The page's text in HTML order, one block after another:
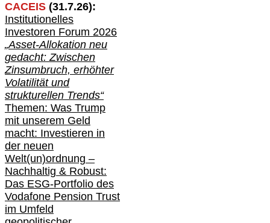
CACEIS (31.7.26):
Institutionelles
Investoren Forum 2026
„Asset-Allokation neu
gedacht: Zwischen
Zinsumbruch, erhöhter
Volatilität und
strukturellen Trends“
Themen: Was Trump
mit unserem Geld
macht: Investieren in
der neuen
Welt(un)ordnung –
Nachhaltig & Robust:
Das ESG-Portfolio des
Vodafone Pension Trust
im Umfeld